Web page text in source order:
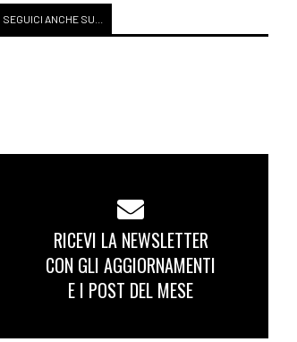
SEGUICI ANCHE SU...
RICEVI LA NEWSLETTER
CON GLI AGGIORNAMENTI
E I POST DEL MESE